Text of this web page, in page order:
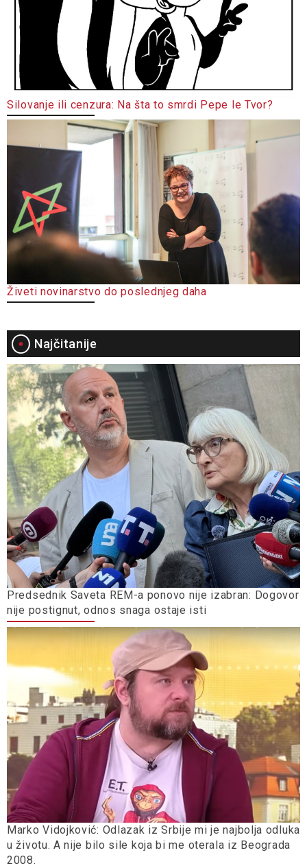
Silovanje ili cenzura: Na šta to smrdi Pepe le Tvor?
Živeti novinarstvo do poslednjeg daha
Najčitanije
Predsednik Saveta REM-a ponovo nije izabran: Dogovor
nije postignut, odnos snaga ostaje isti
Marko Vidojković: Odlazak iz Srbije mi je najbolja odluka
u životu. A nije bilo sile koja bi me oterala iz Beograda
2008.